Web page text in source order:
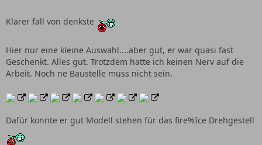
Klarer fall von denkste
Hier nur eine kleine Auswahl....aber gut, er war quasi fast
Geschenkt. Alles gut. Trotzdem hatte ich keinen Nerv auf die
Arbeit. Noch ne Baustelle muss nicht sein.
Dafür konnte er gut Modell stehen für das fire%Ice Drehgestell